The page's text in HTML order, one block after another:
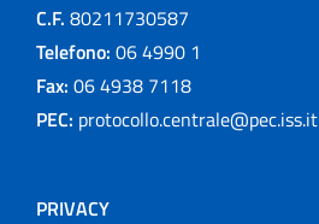
C.F. 80211730587
Telefono: 06 4990 1
Fax: 06 4938 7118
PEC: protocollo.centrale@pec.iss.it
PRIVACY